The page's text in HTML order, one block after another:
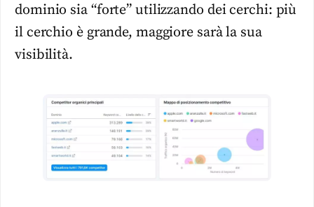
dominio sia “forte” utilizzando dei cerchi: più
il cerchio è grande, maggiore sarà la sua
visibilità.